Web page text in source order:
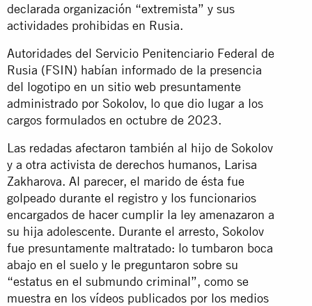
declarada organización “extremista” y sus
actividades prohibidas en Rusia.
Autoridades del Servicio Penitenciario Federal de
Rusia (FSIN) habían informado de la presencia
del logotipo en un sitio web presuntamente
administrado por Sokolov, lo que dio lugar a los
cargos formulados en octubre de 2023.
Las redadas afectaron también al hijo de Sokolov
y a otra activista de derechos humanos, Larisa
Zakharova. Al parecer, el marido de ésta fue
golpeado durante el registro y los funcionarios
encargados de hacer cumplir la ley amenazaron a
su hija adolescente. Durante el arresto, Sokolov
fue presuntamente maltratado: lo tumbaron boca
abajo en el suelo y le preguntaron sobre su
“estatus en el submundo criminal”, como se
muestra en los vídeos publicados por los medios